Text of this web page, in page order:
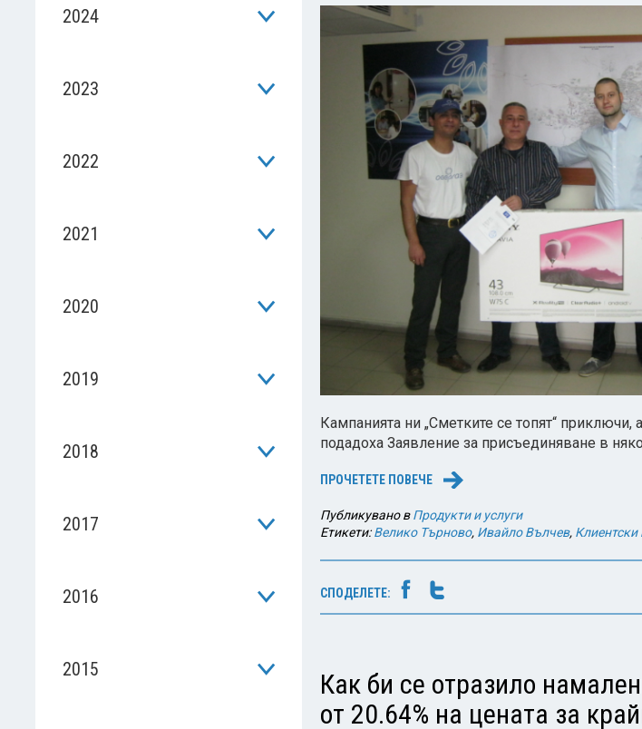
2024
2023
2022
2021
2020
2019
2018
2017
2016
2015
Кампанията ни „Сметките се топят“ приключи,
подадоха Заявление за присъединяване в
ПРОЧЕТЕТЕ ПОВЕЧЕ →
Публикувано вПродукти и услуги
Етикети:Велико Търново, Ивайло Вълчев, Клиентски
СПОДЕЛЕТЕ:
Как би се отразило
от 20.64% на цената за